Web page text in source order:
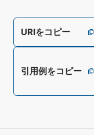
URIをコピー
引用例をコピー